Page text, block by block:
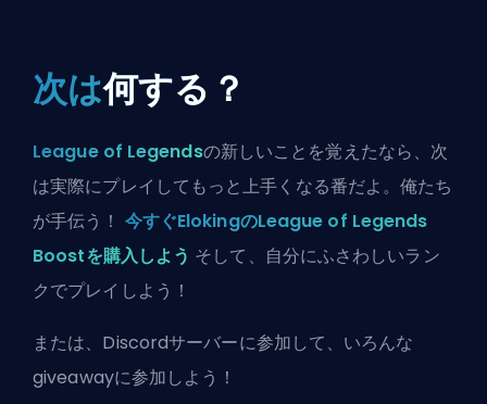
次は何する？
League of Legendsの新しいことを覚えたなら、次
は実際にプレイしてもっと上手くなる番だよ。俺たち
が手伝う！ 今すぐElokingのLeague of Legends
Boostを購入しよう そして、自分にふさわしいラン
クでプレイしよう！
または、 Discordサーバーに参加して、いろんな
giveawayに参加しよう！